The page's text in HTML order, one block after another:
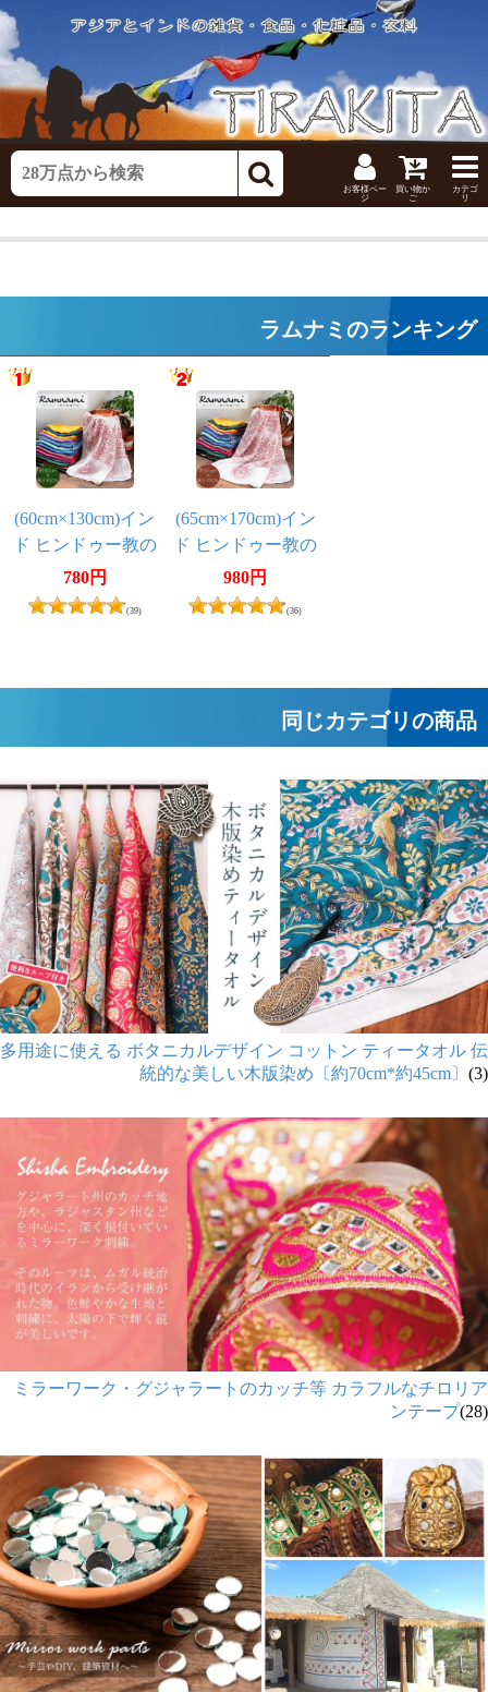
お客様ペー
ジ
買い物か
ご
カテゴ
リ
ラムナミのランキング
(60cm×130cm)イン
ド ヒンドゥー教の
薄ラムナミスカー
フ
780円
(39)
(65cm×170cm)イン
ド ヒンドゥー教の
薄ラムナミスカー
フ
980円
(36)
同じカテゴリの商品
多用途に使える ボタニカルデザイン コットン ティータオル 伝
統的な美しい木版染め〔約70cm*約45cm〕 (3)
ミラーワーク・グジャラートのカッチ等 カラフルなチロリア
ンテープ(28)